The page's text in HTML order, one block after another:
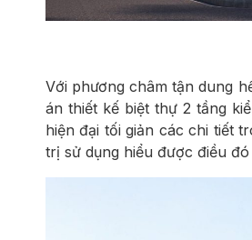
Với phương châm tận dung
án thiết kế biệt thự 2 tầng
hiện đại tối giản các chi tiết
trị sử dụng hiểu được điều